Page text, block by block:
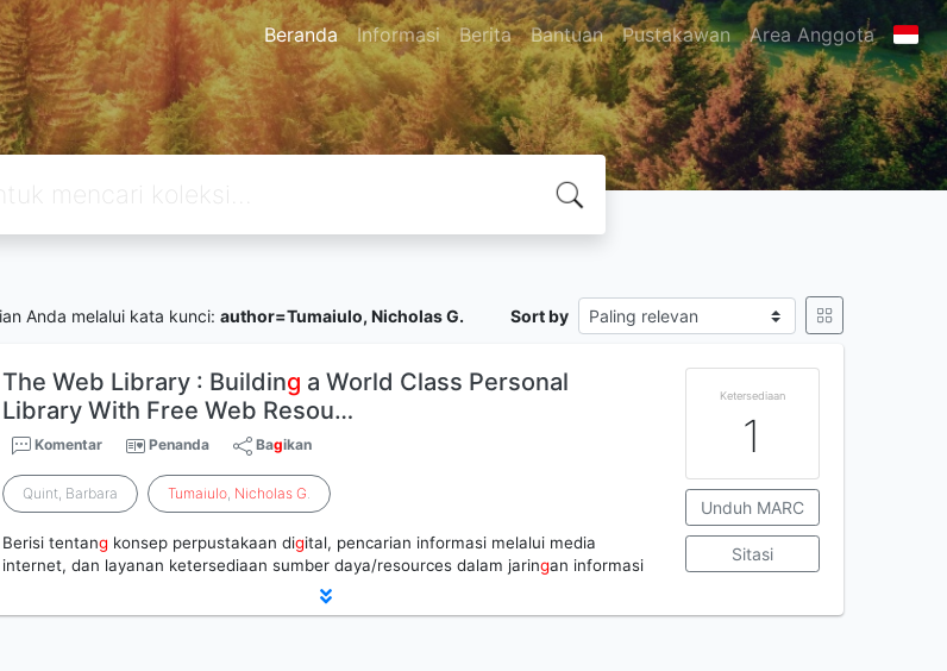
Beranda Informasi Berita Bantuan Pustakawan Area Anggota
Anda melalui kata kunci: author=Tumaiulo, Nicholas G. Sort by
The Web Library : Building a World Class Personal
Library With Free Web Resou…
Komentar Penanda Bagikan
Quint, Barbara Tumaiulo, Nicholas G.
Berisi tentang konsep perpustakaan digital, pencarian informasi melalui media
internet, dan layanan ketersediaan sumber daya/resources dalam jaringan informasi
Ketersediaan
1
Unduh MARC
Sitasi